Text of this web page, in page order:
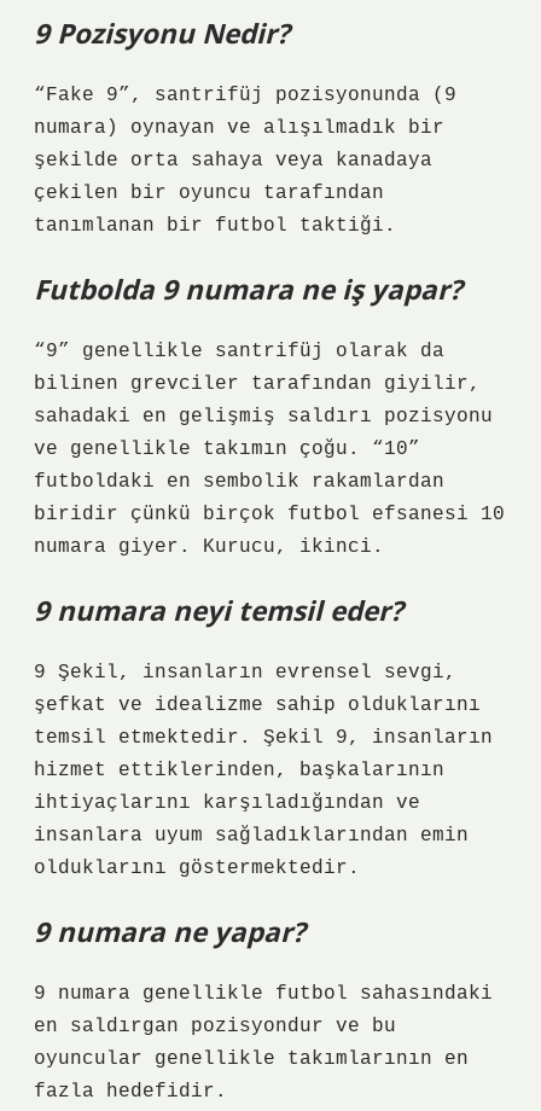
9 Pozisyonu Nedir?
“Fake 9”, santrifüj pozisyonunda (9
numara) oynayan ve alışılmadık bir
şekilde orta sahaya veya kanadaya
çekilen bir oyuncu tarafından
tanımlanan bir futbol taktiği.
Futbolda 9 numara ne iş yapar?
“9” genellikle santrifüj olarak da
bilinen grevciler tarafından giyilir,
sahadaki en gelişmiş saldırı pozisyonu
ve genellikle takımın çoğu. “10”
futboldaki en sembolik rakamlardan
biridir çünkü birçok futbol efsanesi 10
numara giyer. Kurucu, ikinci.
9 numara neyi temsil eder?
9 Şekil, insanların evrensel sevgi,
şefkat ve idealizme sahip olduklarını
temsil etmektedir. Şekil 9, insanların
hizmet ettiklerinden, başkalarının
ihtiyaçlarını karşıladığından ve
insanlara uyum sağladıklarından emin
olduklarını göstermektedir.
9 numara ne yapar?
9 numara genellikle futbol sahasındaki
en saldırgan pozisyondur ve bu
oyuncular genellikle takımlarının en
fazla hedefidir.